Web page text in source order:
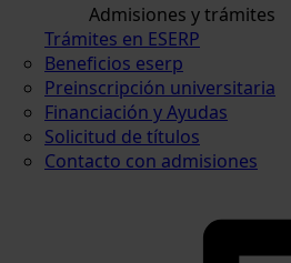
Admisiones y trámites
Trámites en ESERP
Beneficios eserp
Preinscripción universitaria
Financiación y Ayudas
Solicitud de títulos
Contacto con admisiones